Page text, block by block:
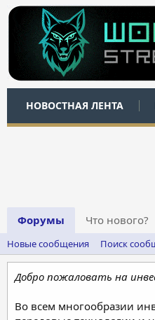
НОВОСТНАЯ ЛЕНТА
Форумы Что нового?
Новые сообщения Поиск
Добро пожаловать на
Во всем многообразии